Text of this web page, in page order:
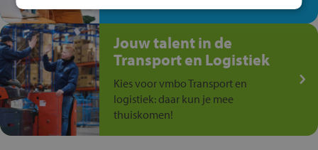
Jouw talent in de
Transport en Logistiek
Kies voor vmbo Transport en
logistiek: daar kun je mee
thuiskomen!